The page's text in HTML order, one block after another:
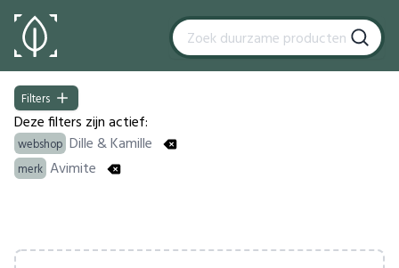
Filters
Filters
Deze filters zijn actief:
webshop Dille & Kamille
merk Avimite